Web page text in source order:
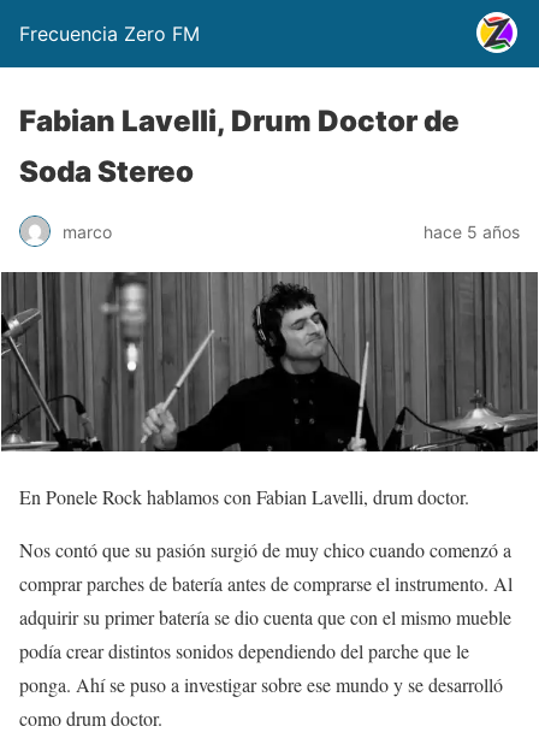
Frecuencia Zero FM
Fabian Lavelli, Drum Doctor de
Soda Stereo
marco hace 5 años
En Ponele Rock hablamos con Fabian Lavelli, drum doctor.
Nos contó que su pasión surgió de muy chico cuando comenzó a
comprar parches de batería antes de comprarse el instrumento. Al
adquirir su primer batería se dio cuenta que con el mismo mueble
podía crear distintos sonidos dependiendo del parche que le
ponga. Ahí se puso a investigar sobre ese mundo y se desarrolló
como drum doctor.